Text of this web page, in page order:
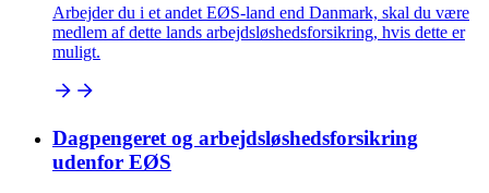
Arbejder du i et andet EØS-land end Danmark, skal du være
medlem af dette lands arbejdsløshedsforsikring, hvis dette er
muligt.
Dagpengeret og arbejdsløshedsforsikring
udenfor EØS